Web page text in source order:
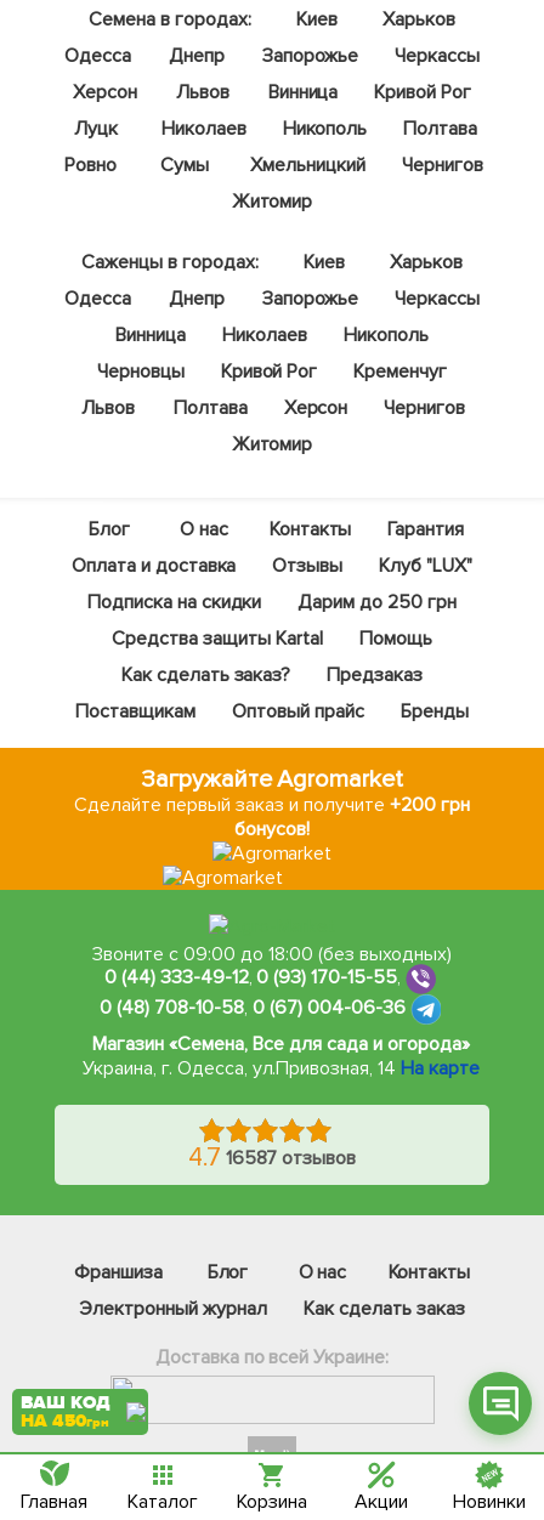
Семена в городах:
Киев
Харьков
Одесса
Днепр Запорожье
Черкассы
Херсон
Львов Винница
Кривой Рог
Луцк
Николаев Никополь
Полтава
Ровно
Сумы Хмельницкий
Чернигов
Житомир
Саженцы в городах: Киев
Харьков
Одесса
Днепр Запорожье
Черкассы
Винница
Николаев
Никополь
Черновцы
Кривой Рог
Кременчуг
Львов
Полтава Херсон
Чернигов
Житомир
Блог О нас Контакты
Гарантия
Оплата и доставка
Отзывы
Клуб "LUX"
Подписка на скидки
Дарим до 250 грн
Средства защиты Kartal
Помощь
Как сделать заказ?
Предзаказ
Поставщикам
Оптовый прайс Бренды
Загружайте Agromarket
Сделайте первый заказ и получите +200 грн
бонусов!
Звоните с 09:00 до 18:00 (без выходных)
0 (44) 333-49-12,0 (93) 170-15-55,
0 (48) 708-10-58, 0 (67) 004-06-36
Магазин «Семена, Все для сада и огорода»
Украина, г. Одесса, ул.Привозная, 14 На карте
4.7 16587 отзывов
Франшиза Блог О нас
Контакты
Электронный журнал
Как сделать заказ
Доставка по всей Украине:
Вайбер
Онлайн чат
ВАШ КОД
НА 450грн
Главная Каталог Корзина Акции Новинки